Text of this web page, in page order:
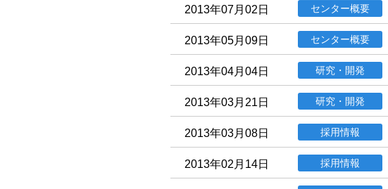
2013年07月02日 センター概要
2013年05月09日 センター概要
2013年04月04日 研究・開発
2013年03月21日 研究・開発
2013年03月08日 採用情報
2013年02月14日 採用情報